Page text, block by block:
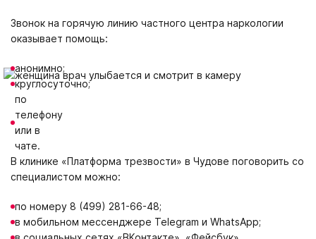
Звонок на горячую линию частного центра наркологии
оказывает помощь:
анонимно;
круглосуточно;
по
телефону
или в
чате.
В клинике «Платформа трезвости» в Чудове поговорить со
специалистом можно:
по номеру 8 (499) 281-66-48;
в мобильном мессенджере Telegram и WhatsApp;